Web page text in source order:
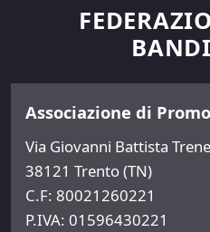
Associazione di
Via Giovanni Battista
38121 Trento (TN)
C.F: 80021260221
P.IVA: 01596430221